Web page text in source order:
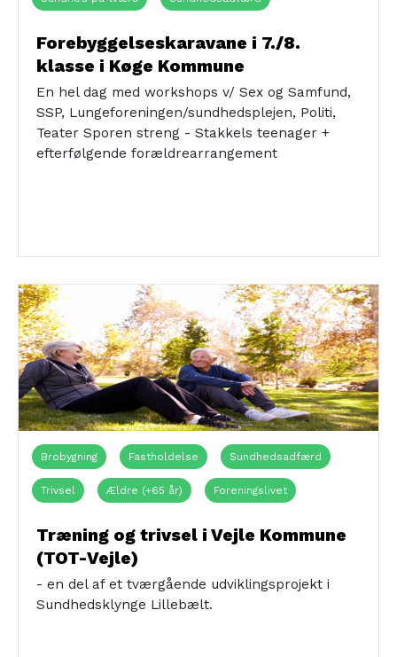
Forældre Folkeskoler
Forebyggelseskaravane i 7./8.
klasse i Køge Kommune
En hel dag med workshops v/ Sex og Samfund,
SSP, Lungeforeningen/sundhedsplejen, Politi,
Teater Sporen streng - Stakkels teenager +
efterfølgende forældrearrangement
Brobygning Fastholdelse Sundhedsadfærd
Trivsel Ældre (+65 år) Foreningslivet
Træning og trivsel i Vejle Kommune
(TOT-Vejle)
- en del af et tværgående udviklingsprojekt i
Sundhedsklynge Lillebælt.